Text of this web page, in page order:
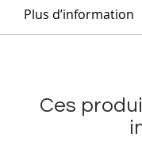
Plus d’information
Ces